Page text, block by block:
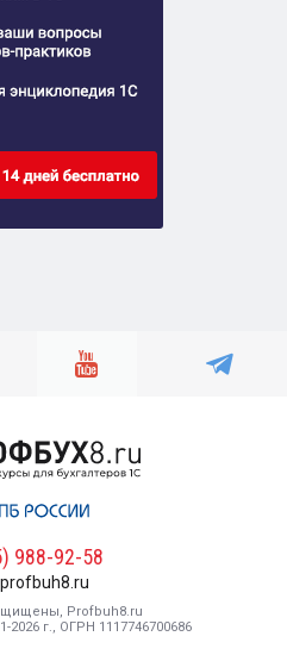
988-92-58
Profbuh8.ru
г., ОГРН 1117746700686